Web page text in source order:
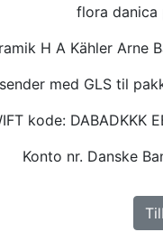
flora
H A Kähler Arne
med GLS til
kode: DABADKKK
Konto nr. Danske